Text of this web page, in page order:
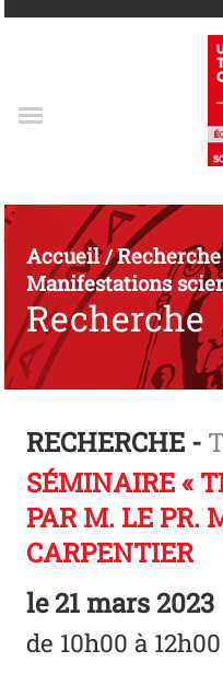
Accueil/
Manifestations
Recherche
RECHERCHE -
SÉMINAIRE «
PAR M. LE PR.
CARPENTIER
le21 mars 2023
de 10h00 à 12h00